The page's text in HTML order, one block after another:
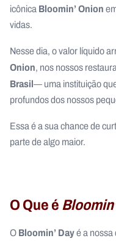
icônicaBloomin’ Onion
vidas.
Nesse dia, o valor líquido
Onion, nos nossos
Brasil— uma instituição
profundos dos nossos
Essa é a sua chance de
parte de algo maior.
O Que é
OBloomin’ Dayé a